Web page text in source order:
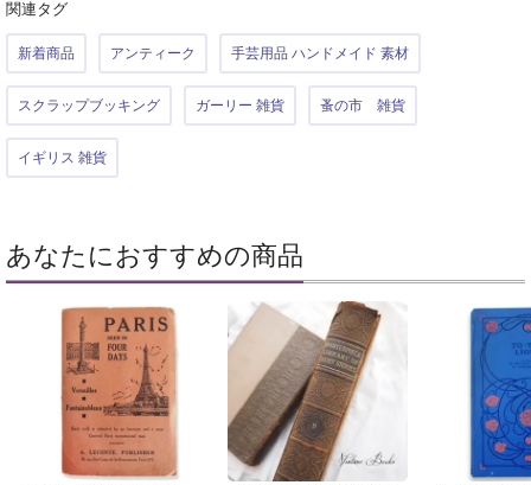
関連タグ
新着商品 アンティーク 手芸用品 ハンドメイド 素材
スクラップブッキング ガーリー 雑貨 蚤の市 雑貨
イギリス 雑貨
あなたにおすすめの商品